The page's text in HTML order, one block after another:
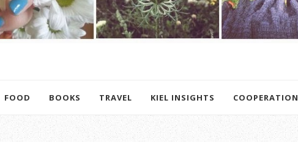
FOOD BOOKS TRAVEL KIEL INSIGHTS COOPERATION